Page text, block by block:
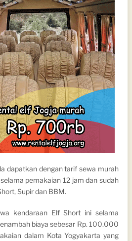
dapatkan dengan tarif sewa murah
pemakaian 12 jam dan sudah
Supir dan BBM.
kendaraan Elf Short ini selama
biaya sebesar Rp. 100.000
dalam Kota Yogyakarta yang